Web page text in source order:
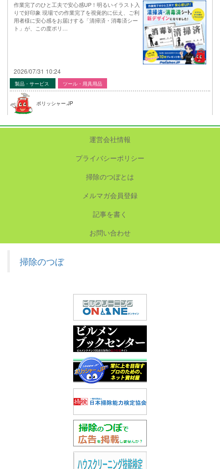
作業完了のひと工夫で安心感UP！明るいイラスト入
りで好印象 現場での作業完了を視覚的に伝え、ご利
用者様に安心感をお届けする「清掃済・消毒済シー
ト」が、この度ポリ…
2026/07/31 10:24
製品・サービス ツール・用具用品
ポリッシャー.JP
運営会社情報
プライバシーポリシー
掃除のつぼとは
メルマガ会員登録
記事を書く
お問い合わせ
掃除のつぼ